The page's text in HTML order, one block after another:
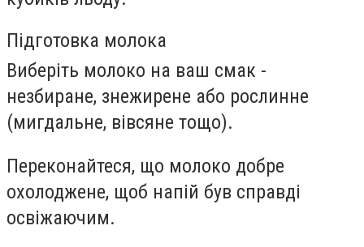
Підготовка молока
Виберіть молоко на ваш смак -
незбиране, знежирене або рослинне
(мигдальне, вівсяне тощо).
Переконайтеся, що молоко добре
охолоджене, щоб напій був справді
освіжаючим.